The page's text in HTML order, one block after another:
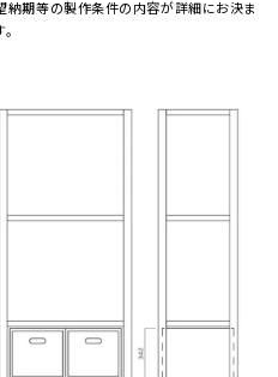
期等の製作条件の内容が詳細にお決ま